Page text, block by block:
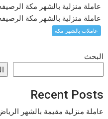
عاملة منزلية بالشهر مكة
عاملة منزلية بالشهر مكة
عاملات بالشهر مكة
البحث
Recent Posts
عاملة منزلية مقيمة بالشهر الرياض